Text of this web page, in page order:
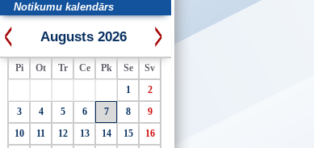
Notikumu kalendārs
Augusts 2026
Pi Ot Tr Ce Pk Se
Sv
1
2
3
4 5 6 7 8
9
10
11 12 13 14 15
16